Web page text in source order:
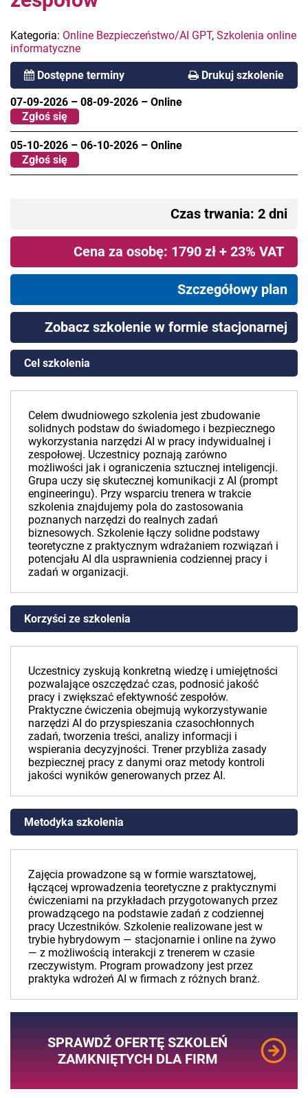
Kategoria: Online Bezpieczeństwo/AI GPT, Szkolenia online
informatyczne
Dostępne terminy Drukuj szkolenie
07-09-2026 – 08-09-2026 – Online
Zgłoś się
05-10-2026 – 06-10-2026 – Online
Zgłoś się
Czas trwania: 2 dni
Cena za osobę: 1790 zł + 23% VAT
Szczegółowy plan
Zobacz szkolenie w formie stacjonarnej
Cel szkolenia
Celem dwudniowego szkolenia jest zbudowanie
solidnych podstaw do świadomego i bezpiecznego
wykorzystania narzędzi AI w pracy indywidualnej i
zespołowej. Uczestnicy poznają zarówno
możliwości jak i ograniczenia sztucznej inteligencji.
Grupa uczy się skutecznej komunikacji z AI (prompt
engineeringu). Przy wsparciu trenera w trakcie
szkolenia znajdujemy pola do zastosowania
poznanych narzędzi do realnych zadań
biznesowych. Szkolenie łączy solidne podstawy
teoretyczne z praktycznym wdrażaniem rozwiązań i
potencjału AI dla usprawnienia codziennej pracy i
zadań w organizacji.
Korzyści ze szkolenia
Uczestnicy zyskują konkretną wiedzę i umiejętności
pozwalające oszczędzać czas, podnosić jakość
pracy i zwiększać efektywność zespołów.
Praktyczne ćwiczenia obejmują wykorzystywanie
narzędzi AI do przyspieszania czasochłonnych
zadań, tworzenia treści, analizy informacji i
wspierania decyzyjności. Trener przybliża zasady
bezpiecznej pracy z danymi oraz metody kontroli
jakości wyników generowanych przez AI.
Metodyka szkolenia
Zajęcia prowadzone są w formie warsztatowej,
łączącej wprowadzenia teoretyczne z praktycznymi
ćwiczeniami na przykładach przygotowanych przez
prowadzącego na podstawie zadań z codziennej
pracy Uczestników. Szkolenie realizowane jest w
trybie hybrydowym — stacjonarnie i online na żywo
— z możliwością interakcji z trenerem w czasie
rzeczywistym. Program prowadzony jest przez
praktyka wdrożeń AI w firmach z różnych branż.
SPRAWDŹ OFERTĘ SZKOLEŃ
ZAMKNIĘTYCH DLA FIRM